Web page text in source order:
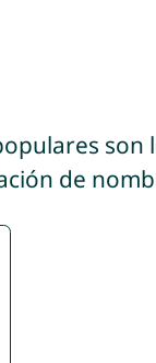
son
de